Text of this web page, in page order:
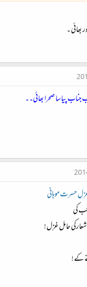
بھائی ۔
پیاسا صحرا بھائی۔۔
حسرت موہانی
کی
حامل غزل !
کے !